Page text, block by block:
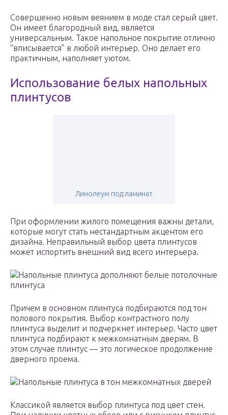
Совершенно новым веянием в моде стал серый цвет.
Он имеет благородный вид, является
универсальным. Такое напольное покрытие отлично
“вписывается” в любой интерьер. Оно делает его
практичным, наполняет уютом.
Использование белых напольных
плинтусов
Линолеум под ламинат
При оформлении жилого помещения важны детали,
которые могут стать нестандартным акцентом его
дизайна. Неправильный выбор цвета плинтусов
может испортить внешний вид всего интерьера.
Напольные плинтуса дополняют белые потолочные
плинтуса
Причем в основном плинтуса подбираются под тон
полового покрытия. Выбор контрастного полу
плинтуса выделит и подчеркнет интерьер. Часто цвет
плинтуса подбирают к межкомнатным дверям. В
этом случае плинтус — это логическое продолжение
дверного проема.
Напольные плинтуса в тон межкомнатных дверей
Классикой является выбор плинтуса под цвет стен.